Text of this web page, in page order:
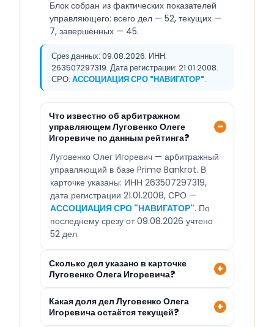
Блок собран из фактических показателей
управляющего: всего дел — 52, текущих —
7, завершённых — 45.
Срез данных: 09.08.2026. ИНН:
263507297319. Дата регистрации: 21.01.2008.
СРО: АССОЦИАЦИЯ СРО "НАВИГАТОР".
Что известно об арбитражном
управляющем Луговенко Олеге
Игоревиче по данным рейтинга?
Луговенко Олег Игоревич — арбитражный
управляющий в базе Prime Bankrot. В
карточке указаны: ИНН 263507297319,
дата регистрации 21.01.2008, СРО —
АССОЦИАЦИЯ СРО "НАВИГАТОР". По
последнему срезу от 09.08.2026 учтено
52 дел.
Сколько дел указано в карточке
Луговенко Олега Игоревича?
Какая доля дел Луговенко Олега
Игоревича остаётся текущей?